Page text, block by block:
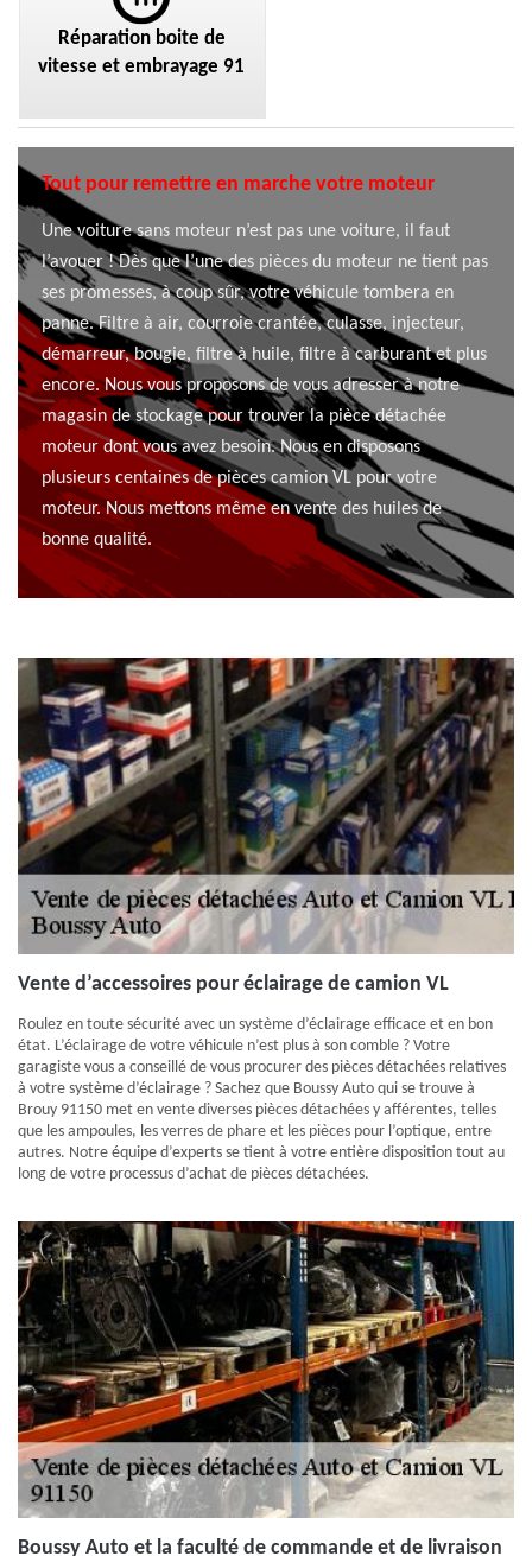
Réparation boite de
vitesse et embrayage 91
Tout pour remettre en marche votre moteur
Une voiture sans moteur n’est pas une voiture, il faut
l’avouer ! Dès que l’une des pièces du moteur ne tient pas
ses promesses, à coup sûr, votre véhicule tombera en
panne. Filtre à air, courroie crantée, culasse, injecteur,
démarreur, bougie, filtre à huile, filtre à carburant et plus
encore. Nous vous proposons de vous adresser à notre
magasin de stockage pour trouver la pièce détachée
moteur dont vous avez besoin. Nous en disposons
plusieurs centaines de pièces camion VL pour votre
moteur. Nous mettons même en vente des huiles de
bonne qualité.
Vente d’accessoires pour éclairage de camion VL
Roulez en toute sécurité avec un système d’éclairage efficace et en bon
état. L’éclairage de votre véhicule n’est plus à son comble ? Votre
garagiste vous a conseillé de vous procurer des pièces détachées relatives
à votre système d’éclairage ? Sachez que Boussy Auto qui se trouve à
Brouy 91150 met en vente diverses pièces détachées y afférentes, telles
que les ampoules, les verres de phare et les pièces pour l’optique, entre
autres. Notre équipe d’experts se tient à votre entière disposition tout au
long de votre processus d’achat de pièces détachées.
Boussy Auto et la faculté de commande et de livraison